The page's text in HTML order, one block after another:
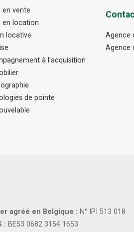
en vente
en location
locative
à l'acquisition
de pointe
Agence
Agence
agréé en Belgique : N° IPI 513 018
: BE53 0682 3154 1653